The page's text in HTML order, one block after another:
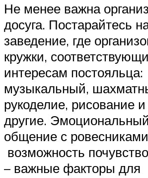
Не менее важна
досуга. Постарайтесь
заведение, где
кружки,
интересам постояльца:
музыкальный,
рукоделие, рисование и
другие.
общение с
возможность
– важные факторы для